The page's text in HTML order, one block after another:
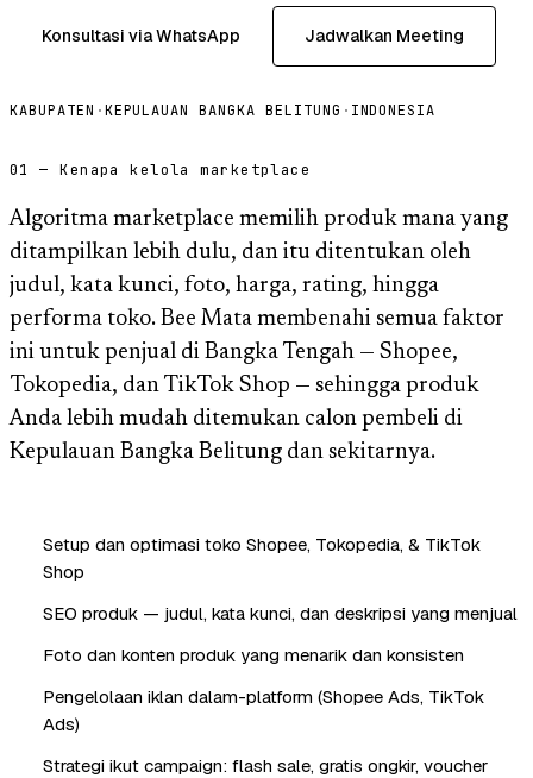
Konsultasi via WhatsApp Jadwalkan Meeting
KABUPATEN ·KEPULAUAN BANGKA BELITUNG · INDONESIA
01 — Kenapa kelola marketplace
Algoritma marketplace memilih produk mana yang
ditampilkan lebih dulu, dan itu ditentukan oleh
judul, kata kunci, foto, harga, rating, hingga
performa toko. Bee Mata membenahi semua faktor
ini untuk penjual di Bangka Tengah — Shopee,
Tokopedia, dan TikTok Shop — sehingga produk
Anda lebih mudah ditemukan calon pembeli di
Kepulauan Bangka Belitung dan sekitarnya.
Setup dan optimasi toko Shopee, Tokopedia, & TikTok
Shop
SEO produk — judul, kata kunci, dan deskripsi yang menjual
Foto dan konten produk yang menarik dan konsisten
Pengelolaan iklan dalam-platform (Shopee Ads, TikTok
Ads)
Strategi ikut campaign: flash sale, gratis ongkir, voucher